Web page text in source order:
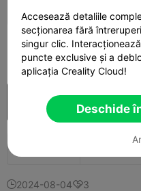
2024-08-043
Accesează detaliile
secționarea fără
singur clic.
puncte exclusive și a
aplicația Creality Cloud!
Deschide